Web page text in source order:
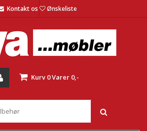
Kontakt os Ønskeliste
Kurv 0Varer 0,-